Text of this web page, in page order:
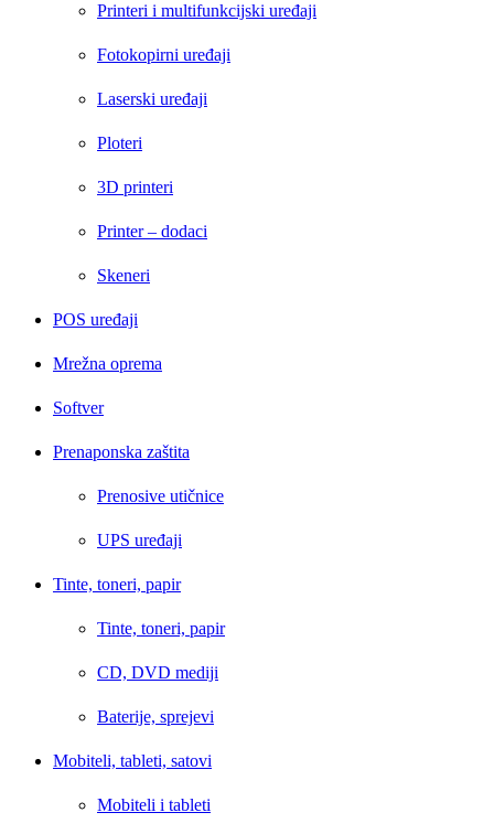
Printeri i multifunkcijski uređaji
Fotokopirni uređaji
Laserski uređaji
Ploteri
3D printeri
Printer – dodaci
Skeneri
POS uređaji
Mrežna oprema
Softver
Prenaponska zaštita
Prenosive utičnice
UPS uređaji
Tinte, toneri, papir
Tinte, toneri, papir
CD, DVD mediji
Baterije, sprejevi
Mobiteli, tableti, satovi
Mobiteli i tableti